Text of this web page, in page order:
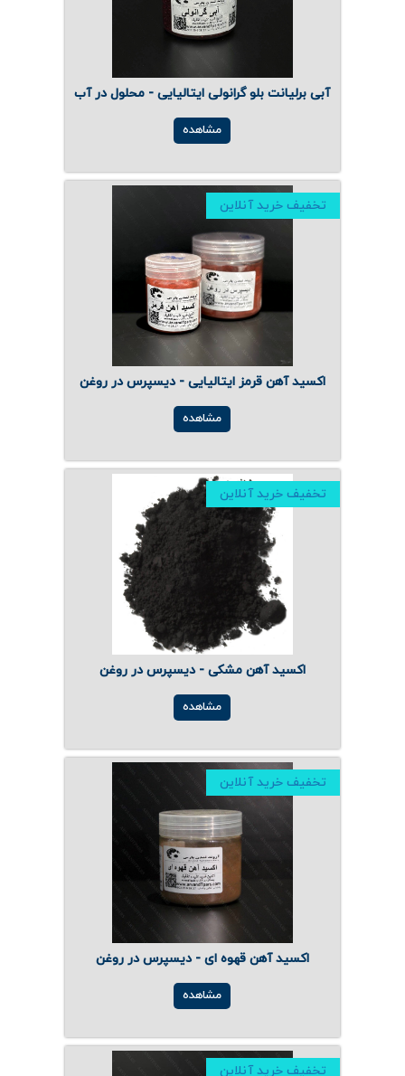
آبی برلیانت بلو گرانولی ایتالیایی - محلول در آب
مشاهده
تخفیف خرید آنلاین
اکسید آهن قرمز ایتالیایی - دیسپرس در روغن
مشاهده
تخفیف خرید آنلاین
اکسید آهن مشکی - دیسپرس در روغن
مشاهده
تخفیف خرید آنلاین
اکسید آهن قهوه ای - دیسپرس در روغن
مشاهده
تخفیف خرید آنلاین